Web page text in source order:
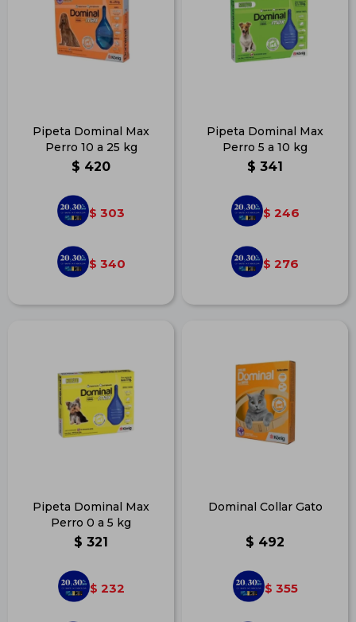
Pipeta Dominal Max
Perro 10 a 25 kg
$ 420
$ 303
$ 340
Pipeta Dominal Max
Perro 5 a 10 kg
$ 341
$ 246
$ 276
Pipeta Dominal Max
Perro 0 a 5 kg
$ 321
$ 232
Dominal Collar Gato
$ 492
$ 355